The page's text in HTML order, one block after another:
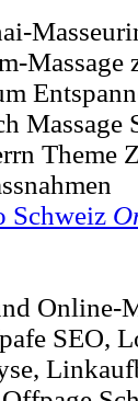
Massage
Theme
Schweiz
Online-
SEO,